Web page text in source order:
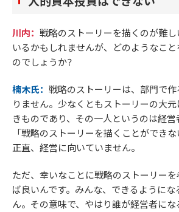
川内： 戦略のストーリーを描くのが難
いるかもしれませんが、どのようなこ
のでしょうか？
楠木氏： 戦略のストーリーは、部門で
りません。少なくともストーリーの大
きものであり、その一人というのは経営
「戦略のストーリーを描くことができ
正直、経営に向いていません。
ただ、幸いなことに戦略のストーリー
ば良いんです。みんな、できるように
ん。その意味で、やはり誰が経営者に